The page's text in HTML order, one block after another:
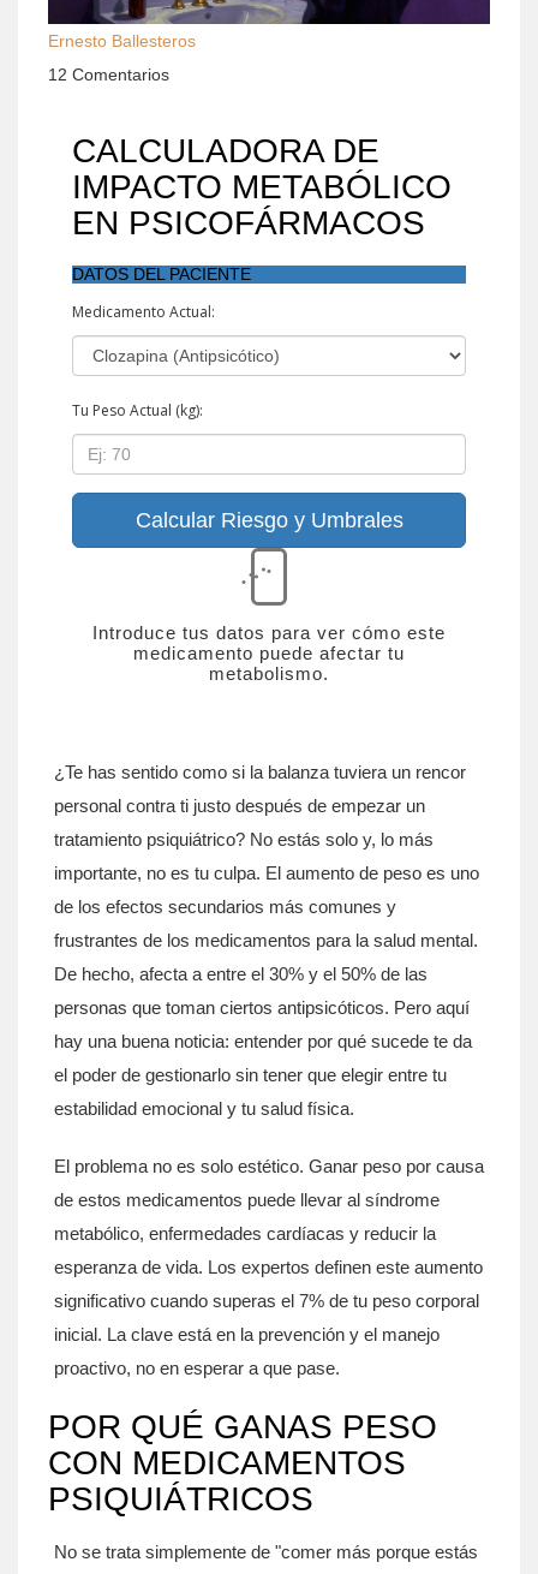
Ernesto Ballesteros
12 Comentarios
CALCULADORA DE
IMPACTO METABÓLICO
EN PSICOFÁRMACOS
DATOS DEL PACIENTE
Medicamento Actual:
Tu Peso Actual (kg):
Calcular Riesgo y Umbrales
Introduce tus datos para ver cómo este
medicamento puede afectar tu
metabolismo.
¿Te has sentido como si la balanza tuviera un rencor
personal contra ti justo después de empezar un
tratamiento psiquiátrico? No estás solo y, lo más
importante, no es tu culpa. El aumento de peso es uno
de los efectos secundarios más comunes y
frustrantes de los medicamentos para la salud mental.
De hecho, afecta a entre el 30% y el 50% de las
personas que toman ciertos antipsicóticos. Pero aquí
hay una buena noticia: entender por qué sucede te da
el poder de gestionarlo sin tener que elegir entre tu
estabilidad emocional y tu salud física.
El problema no es solo estético. Ganar peso por causa
de estos medicamentos puede llevar al síndrome
metabólico, enfermedades cardíacas y reducir la
esperanza de vida. Los expertos definen este aumento
significativo cuando superas el 7% de tu peso corporal
inicial. La clave está en la prevención y el manejo
proactivo, no en esperar a que pase.
POR QUÉ GANAS PESO
CON MEDICAMENTOS
PSIQUIÁTRICOS
No se trata simplemente de "comer más porque estás